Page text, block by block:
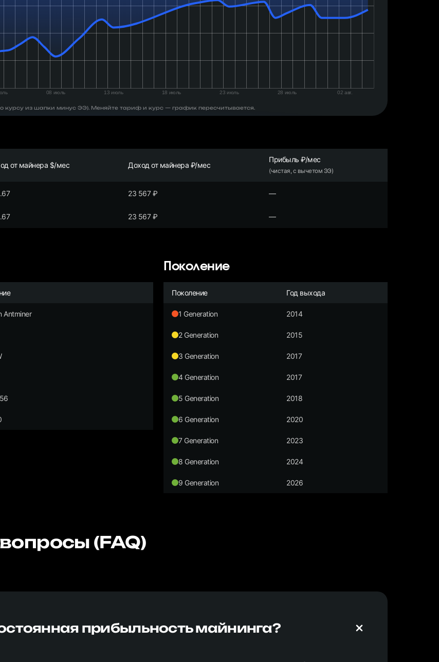
курсу из шапки минус ЭЭ). Меняйте тариф и курс — график пересчитывается.
от майнера $/мес Доход от майнера ₽/мес
Прибыль ₽/мес
(чистая, с вычетом ЭЭ)
23 567₽ —
23 567₽ —
Antminer
Поколение
Поколение Год выхода
1 Generation 2014
2 Generation 2015
3 Generation 2017
4 Generation 2017
5 Generation 2018
6 Generation 2020
7 Generation 2023
8 Generation 2024
9 Generation 2026
(FAQ)
прибыльность майнинга?